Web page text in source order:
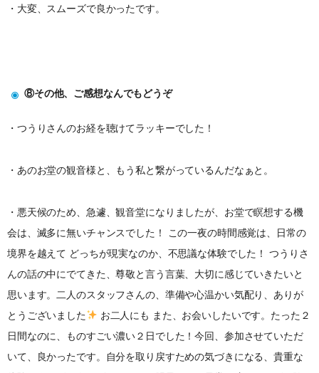
・大変、スムーズで良かったです。
⑧その他、ご感想なんでもどうぞ
・つうりさんのお経を聴けてラッキーでした！
・あのお堂の観音様と、もう私と繋がっているんだなぁと。
・悪天候のため、急遽、観音堂になりましたが、お堂で瞑想する機
会は、滅多に無いチャンスでした！ この一夜の時間感覚は、日常の
境界を越えて どっちが現実なのか、不思議な体験でした！ つうりさ
んの話の中にでてきた、尊敬と言う言葉、大切に感じていきたいと
思います。二人のスタッフさんの、準備や心温かい気配り、ありが
とうございました
お二人にも また、お会いしたいです。たった２
日間なのに、ものすごい濃い２日でした！今回、参加させていただ
いて、良かったです。自分を取り戻すための気づきになる、貴重な